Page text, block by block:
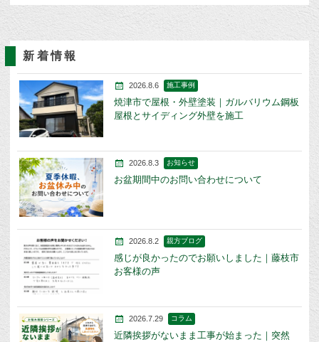
新着情報
2026.8.6 施工事例
焼津市で屋根・外壁塗装｜ガルバリウム鋼板
屋根とサイディング外壁を施工
2026.8.3 お知らせ
お盆期間中のお問い合わせについて
2026.8.2 親方ブログ
感じが良かったのでお願いしました｜藤枝市
お客様の声
2026.7.29 コラム
近隣挨拶がないまま工事が始まった｜突然